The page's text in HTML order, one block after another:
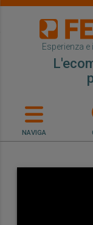
Esperienza
NAVIGA